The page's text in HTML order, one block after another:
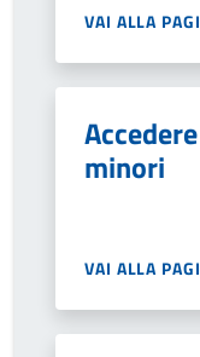
VAI ALLA
minori
VAI ALLA